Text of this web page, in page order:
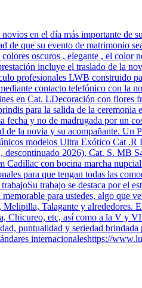
en el día más importante de
que su evento de matrimonio
oscuros , elegante , el color
incluye el traslado de la
profesionales LWB construido
contacto telefónico con la
en Cat. LDecoración con
para la salida de la
fecha y no de madrugada por un
la novia y su acompañante. Un
modelos Ultra Exótico Cat
2026), Cat. S. MB
con bocina marcha
para que tengan todas las
trabajo se destaca por el
para ustedes, algo que
Talagante y
Chicureo, etc, así como a la V y
puntualidad y seriedad
internacionaleshttps://